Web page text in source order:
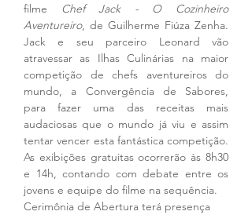
filme Chef Jack - O Cozinheiro
Aventureiro, de Guilherme Fiúza Zenha.
Jack e seu parceiro Leonard vão
atravessar as Ilhas Culinárias na maior
competição de chefs aventureiros do
mundo, a Convergência de Sabores,
para fazer uma das receitas mais
audaciosas que o mundo já viu e assim
tentar vencer esta fantástica competição.
As exibições gratuitas ocorrerão às 8h30
e 14h, contando com debate entre os
jovens e equipe do filme na sequência.
Cerimônia de Abertura terá presença